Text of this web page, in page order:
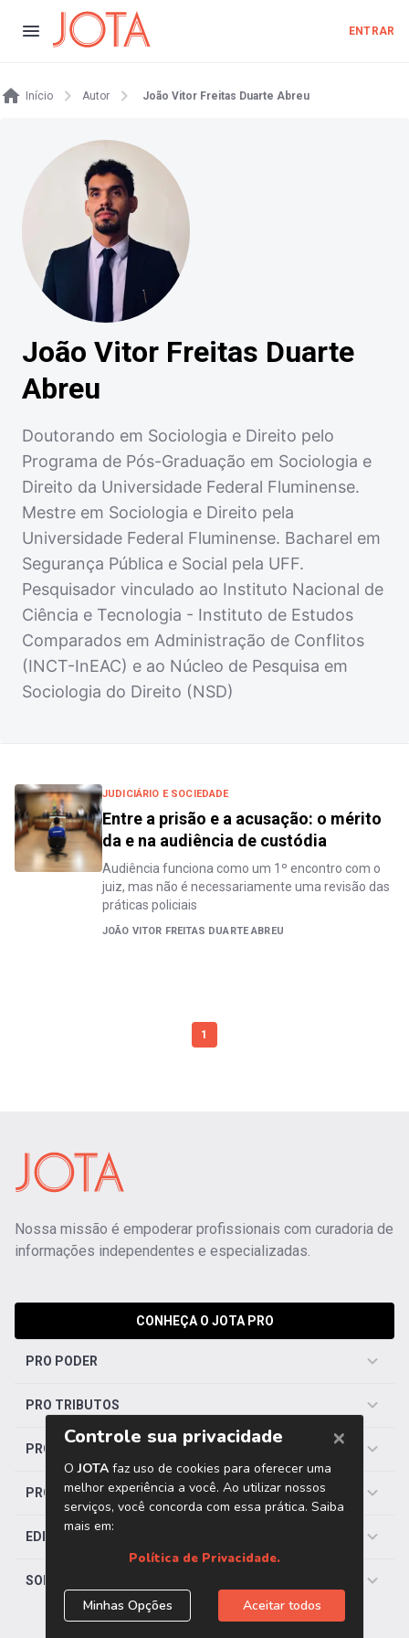
ENTRAR
Início Autor João Vitor Freitas Duarte Abreu
João Vitor Freitas Duarte
Abreu
Doutorando em Sociologia e Direito pelo
Programa de Pós-Graduação em Sociologia e
Direito da Universidade Federal Fluminense.
Mestre em Sociologia e Direito pela
Universidade Federal Fluminense. Bacharel em
Segurança Pública e Social pela UFF.
Pesquisador vinculado ao Instituto Nacional de
Ciência e Tecnologia - Instituto de Estudos
Comparados em Administração de Conflitos
(INCT-InEAC) e ao Núcleo de Pesquisa em
Sociologia do Direito (NSD)
JUDICIÁRIO E SOCIEDADE
Entre a prisão e a acusação: o mérito
da e na audiência de custódia
Audiência funciona como um 1º encontro com o
juiz, mas não é necessariamente uma revisão das
práticas policiais
JOÃO VITOR FREITAS DUARTE ABREU
1
Nossa missão é empoderar profissionais com curadoria de
informações independentes e especializadas.
CONHEÇA O JOTA PRO
PRO PODER
PRO TRIBUTOS
PRO TRABALHISTA
PRO SAÚDE
EDITORIAS
SOBRE O JOTA